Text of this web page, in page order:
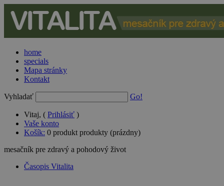
home
specials
Mapa stránky
Kontakt
Vyhladať Go!
Vitaj, ( Prihlásiť )
Vaše konto
Košík: 0 produkt produkty (prázdny)
mesačník pre zdravý a pohodový život
Časopis Vitalita